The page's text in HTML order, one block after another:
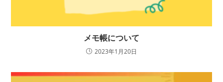
メモ帳について
2023年1月20日